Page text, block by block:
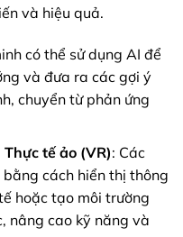
và hiệu quả.
có thể sử dụng AI để
và đưa ra các gợi ý
chuyển từ phản ứng
tế ảo (VR): Các
cách hiển thị thông
hoặc tạo môi trường
nâng cao kỹ năng và